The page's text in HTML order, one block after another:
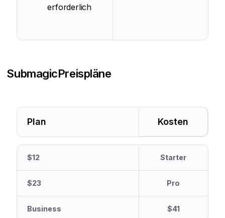
erforderlich
SubmagicPreispläne
Plan Kosten
$12 Starter
$23 Pro
Business $41